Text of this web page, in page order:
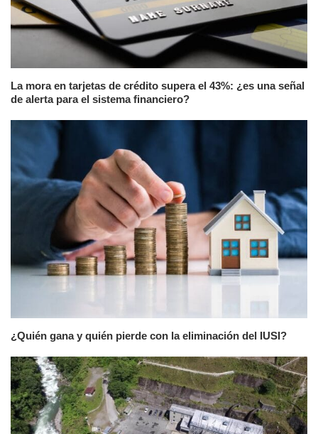
La mora en tarjetas de crédito supera el 43%: ¿es una señal
de alerta para el sistema financiero?
¿Quién gana y quién pierde con la eliminación del IUSI?